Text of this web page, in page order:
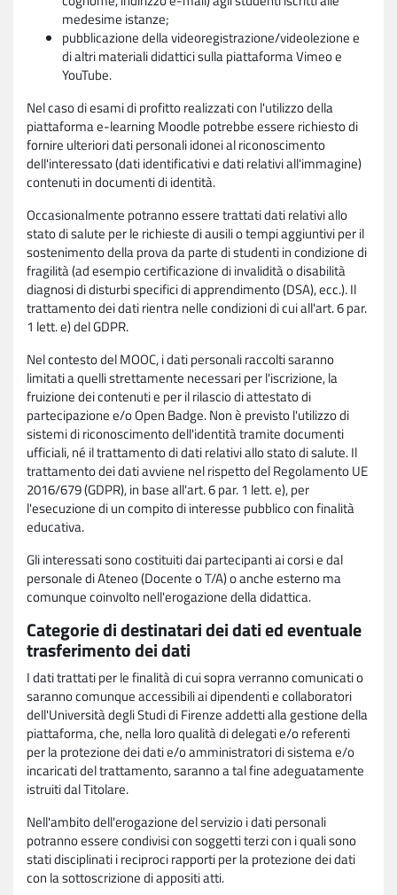
medesime istanze;
pubblicazione della videoregistrazione/videolezione e
di altri materiali didattici sulla piattaforma Vimeo e
YouTube.
Nel caso di esami di profitto realizzati con l'utilizzo della
piattaforma e-learning Moodle potrebbe essere richiesto di
fornire ulteriori dati personali idonei al riconoscimento
dell'interessato (dati identificativi e dati relativi all'immagine)
contenuti in documenti di identità.
Occasionalmente potranno essere trattati dati relativi allo
stato di salute per le richieste di ausili o tempi aggiuntivi per il
sostenimento della prova da parte di studenti in condizione di
fragilità (ad esempio certificazione di invalidità o disabilità
diagnosi di disturbi specifici di apprendimento (DSA), ecc.). Il
trattamento dei dati rientra nelle condizioni di cui all'art. 6 par.
1 lett. e) del GDPR.
Nel contesto del MOOC, i dati personali raccolti saranno
limitati a quelli strettamente necessari per l'iscrizione, la
fruizione dei contenuti e per il rilascio di attestato di
partecipazione e/o Open Badge. Non è previsto l'utilizzo di
sistemi di riconoscimento dell'identità tramite documenti
ufficiali, né il trattamento di dati relativi allo stato di salute. Il
trattamento dei dati avviene nel rispetto del Regolamento UE
2016/679 (GDPR), in base all'art. 6 par. 1 lett. e), per
l'esecuzione di un compito di interesse pubblico con finalità
educativa.
Gli interessati sono costituiti dai partecipanti ai corsi e dal
personale di Ateneo (Docente o T/A) o anche esterno ma
comunque coinvolto nell'erogazione della didattica.
Categorie di destinatari dei dati ed eventuale
trasferimento dei dati
I dati trattati per le finalità di cui sopra verranno comunicati o
saranno comunque accessibili ai dipendenti e collaboratori
dell'Università degli Studi di Firenze addetti alla gestione della
piattaforma, che, nella loro qualità di delegati e/o referenti
per la protezione dei dati e/o amministratori di sistema e/o
incaricati del trattamento, saranno a tal fine adeguatamente
istruiti dal Titolare.
Nell'ambito dell'erogazione del servizio i dati personali
potranno essere condivisi con soggetti terzi con i quali sono
stati disciplinati i reciproci rapporti per la protezione dei dati
con la sottoscrizione di appositi atti.